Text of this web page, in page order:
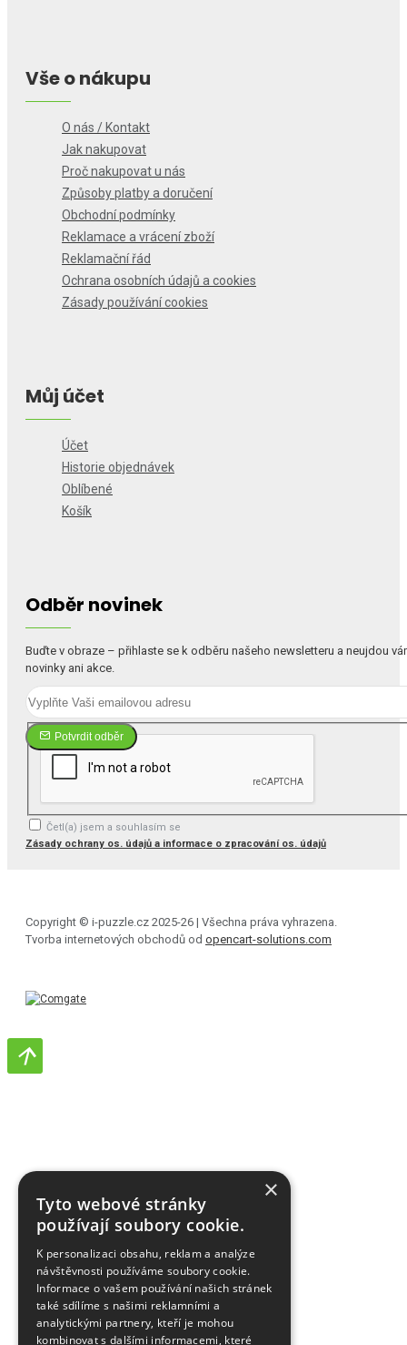
Vše o nákupu
O nás / Kontakt
Jak nakupovat
Proč nakupovat u nás
Způsoby platby a doručení
Obchodní podmínky
Reklamace a vrácení zboží
Reklamační řád
Ochrana osobních údajů a cookies
Zásady používání cookies
Můj účet
Účet
Historie objednávek
Oblíbené
Košík
Odběr novinek
Buďte v obraze – přihlaste se k odběru našeho newsletteru a neujdou
novinky ani akce.
Potvrdit odběr
Četl(a) jsem a souhlasím se
Zásady ochrany os. údajů a informace o zpracování os. údajů
Copyright © i-puzzle.cz 2025-26 | Všechna práva vyhrazena.
Tvorba internetových obchodů od opencart-solutions.com
×
Tyto webové stránky
používají soubory cookie.
K personalizaci obsahu, reklam a analýze
návštěvnosti používáme soubory cookie.
Informace o vašem používání našich stránek
také sdílíme s našimi reklamními a
analytickými partnery, kteří je mohou
kombinovat s dalšími informacemi, které